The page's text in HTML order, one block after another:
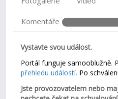
Komentáře
Vystavte svou událost.
Portál funguje samooblužně.
přehledu událostí. Po
Jste provozovatelem nebo